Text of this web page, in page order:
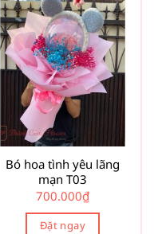
Bó hoa tình yêu lãng
mạn T03
700.000₫
Đặt ngay